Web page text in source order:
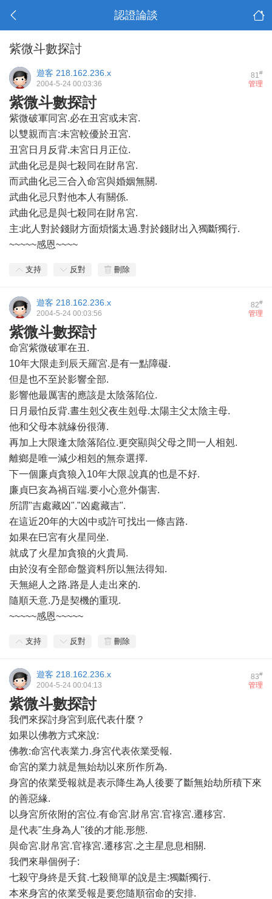
認證論談
紫微斗數探討
81#
遊客 218.162.236.x
管理
2004-5-24 00:03:36
紫微斗數探討
紫微破軍同宮.必在丑宮或未宮.
以雙親而言:未宮較優於丑宮.
丑宮日月反背.未宮日月正位.
武曲化忌是與七殺同在財帛宮.
而武曲化忌三合入命宮與婚姻無關.
武曲化忌只對他本人有關係.
武曲化忌是與七殺同在財帛宮.
主:此人對於錢財方面煩惱太過.對於錢財出入獨斷獨行.
~~~~~感恩~~~~
支持 反對 刪除
82#
遊客 218.162.236.x
管理
2004-5-24 00:03:56
紫微斗數探討
命宮紫微破軍在丑.
10年大限走到辰天羅宮.是有一點障礙.
但是也不至於影響全部.
影響他最厲害的應該是太陰落陷位.
日月最怕反背.晝生剋父夜生剋母.太陽主父太陰主母.
他和父母本就緣份很薄.
再加上大限逢太陰落陷位.更突顯與父母之間一人相剋.
離鄉是唯一減少相剋的無奈選擇.
下一個廉貞貪狼入10年大限.說真的也是不好.
廉貞巳亥為禍百端.要小心意外傷害.
所謂"吉處藏凶"."凶處藏吉".
在這近20年的大凶中或許可找出一條吉路.
如果在巳宮有火星同坐.
就成了火星加貪狼的火貴局.
由於沒有全部命盤資料所以無法得知.
天無絕人之路.路是人走出來的.
隨順天意.乃是契機的重現.
~~~~~感恩~~~~~
支持 反對 刪除
83#
遊客 218.162.236.x
管理
2004-5-24 00:04:13
紫微斗數探討
我們來探討身宮到底代表什麼？
如果以佛教方式來說:
佛教:命宮代表業力.身宮代表依業受報.
命宮的業力就是無始劫以來所作所為.
身宮的依業受報就是表示降生為人後要了斷無始劫所積下來
的善惡緣.
以身宮所依附的宮位.有命宮.財帛宮.官祿宮.遷移宮.
是代表"生身為人"後的才能.形態.
與命宮.財帛宮.官祿宮.遷移宮.之主星息息相關.
我們來舉個例子:
七殺守身終是夭貧.七殺簡單的說是主:獨斷獨行.
本來身宮的依業受報是要您隨順宿命的安排.